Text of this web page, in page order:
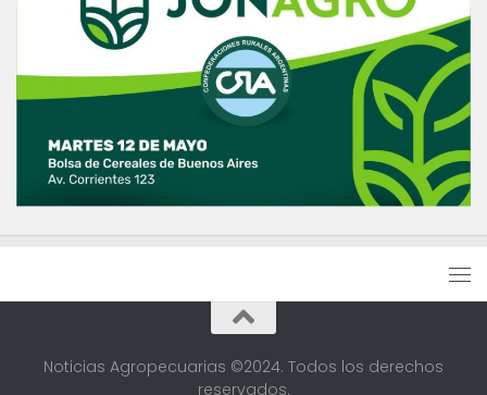
Noticias Agropecuarias ©2024. Todos los derechos
reservados.